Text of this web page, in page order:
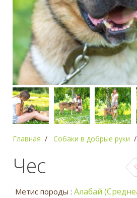
Главная Собаки в добрые руки
Чес
Метис породы : Алабай